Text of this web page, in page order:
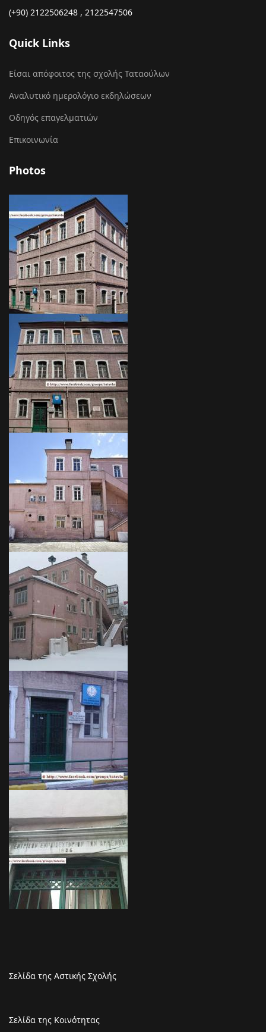
(+90) 2122506248 , 2122547506
Quick Links
Είσαι απόφοιτος της σχολής Ταταούλων
Αναλυτικό ημερολόγιο εκδηλώσεων
Οδηγός επαγελματιών
Επικοινωνία
Photos
Σελίδα της Αστικής Σχολής
Σελίδα της Κοινότητας